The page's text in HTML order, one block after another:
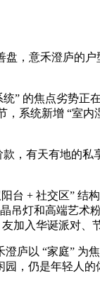
意禾澄庐的户型
的焦点劣势正
，系统新增 “室
有天有地的私享
+ 社交区” 结构
吊灯和高端艺术
友加入华诞派对、
以 “家庭” 为焦
，仍是年轻人